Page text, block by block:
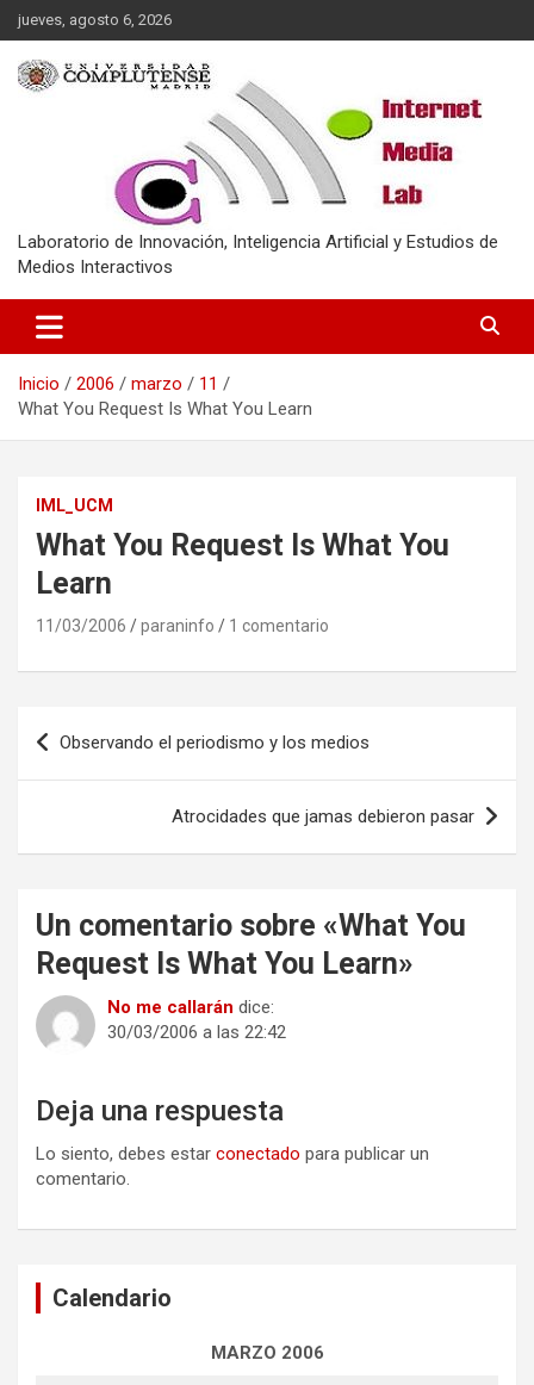
Saltar
al
contenido
jueves, agosto 6, 2026
Laboratorio de Innovación, Inteligencia Artificial y Estudios de
Medios Interactivos
Inicio 2006 marzo
11
What You Request Is What You Learn
IML_UCM
What You Request Is What You
Learn
11/03/2006 paraninfo 1 comentario
Navegación
de
Observando el periodismo y los medios
Atrocidades que jamas debieron pasar
Un comentario sobre «What You
Request Is What You Learn»
No me callarán dice:
30/03/2006 a las 22:42
Deja una respuesta
Lo siento, debes estar conectado para publicar un
comentario.
Calendario
MARZO 2006